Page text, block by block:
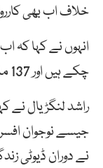
خلاف اب بھی
چکے ہیں اور 137 ملازمین کے خلاف قانونی کارروائی کی گئی۔
راشد لنگڑیال نے
جیسے نوجوان
نے دوران ڈیوٹی